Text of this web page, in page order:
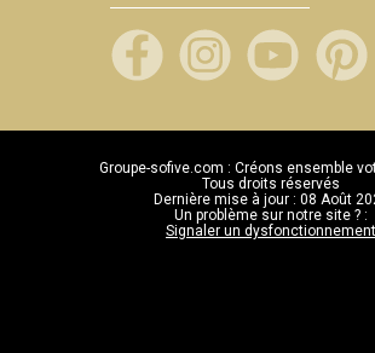
Groupe-sofive.com : Créons ensemble
Tous droits réservés
Dernière mise à jour : 08 Août
Un problème sur notre site ? :
Signaler un dysfonctionnement